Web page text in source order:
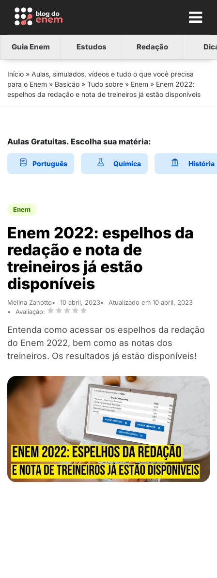
Guia Enem Estudos Redação
Início » Aulas, simulados, vídeos e tudo o que você precisa
para o Enem » Basicão » Tudo sobre » Enem » Enem 2022:
espelhos da redação e nota de treineiros já estão disponíveis
Aulas Gratuitas. Escolha sua matéria:
Português Química História
Enem
Enem 2022: espelhos da
redação e nota de
treineiros já estão
disponíveis
Melina Zanotto 10 abril, 2023
Atualizado em 10 abril, 2023
Avaliação:
Entenda como acessar os espelhos da redação
do Enem 2022, bem como as notas dos
treineiros. Os resultados já estão disponíveis!